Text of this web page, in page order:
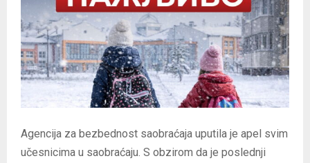
Agencija za bezbednost saobraćaja uputila je apel svim
učesnicima u saobraćaju. S obzirom da je poslednji